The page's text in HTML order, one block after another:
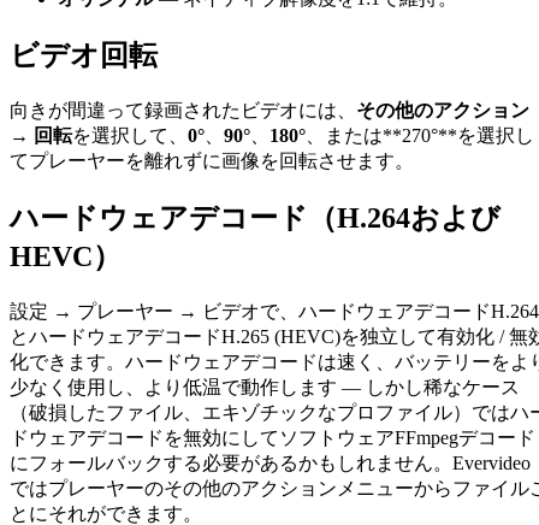
ビデオ回転
向きが間違って録画されたビデオには、 その他のアクション
→ 回転を選択して、 0° 90° 180° 、または**270°**を選択し
てプレーヤーを離れずに画像を回転させます。
ハードウェアデコード（H.264および
HEVC）
設定 → プレーヤー → ビデオで、ハードウェアデコードH.264
とハードウェアデコードH.265 (HEVC)を独立して有効化 / 無
化できます。ハードウェアデコードは速く、バッテリーをよ
少なく使用し、より低温で動作します — しかし稀なケース
（破損したファイル、エキゾチックなプロファイル）ではハ
ドウェアデコードを無効にしてソフトウェアFFmpegデコード
にフォールバックする必要があるかもしれません。Evervideo
ではプレーヤーのその他のアクションメニューからファイル
とにそれができます。